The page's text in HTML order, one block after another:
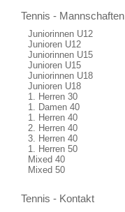
Tennis - Mannschaften
Juniorinnen U12
Junioren U12
Juniorinnen U15
Junioren U15
Juniorinnen U18
Junioren U18
1. Herren 30
1. Damen 40
1. Herren 40
2. Herren 40
3. Herren 40
1. Herren 50
Mixed 40
Mixed 50
Tennis - Kontakt